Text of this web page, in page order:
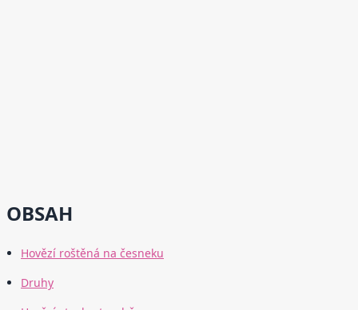
OBSAH
Hovězí roštěná na česneku
Druhy